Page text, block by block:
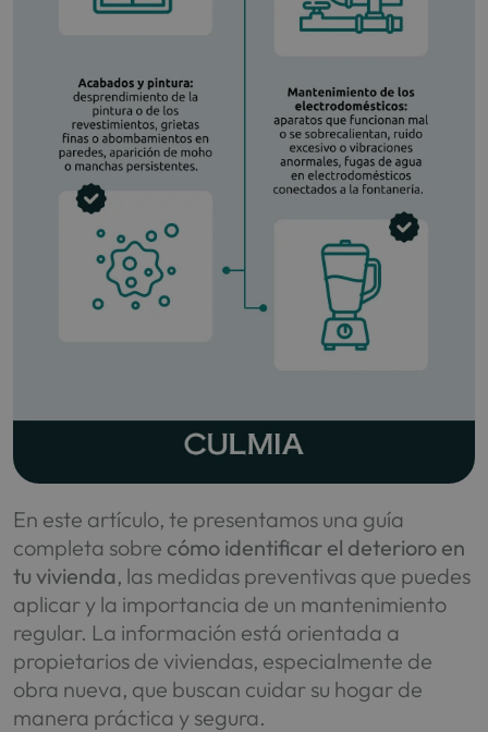
En este artículo, te presentamos una guía
completa sobre cómo identificar el deterioro en
tu vivienda, las medidas preventivas que puedes
aplicar y la importancia de un mantenimiento
regular. La información está orientada a
propietarios de viviendas, especialmente de
obra nueva, que buscan cuidar su hogar de
manera práctica y segura.